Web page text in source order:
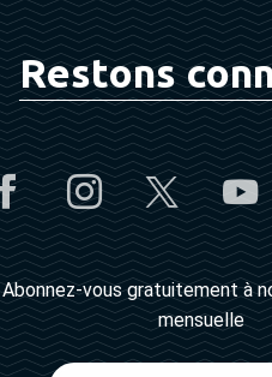
Restons
Abonnez-vous gratuitement à
mensuelle